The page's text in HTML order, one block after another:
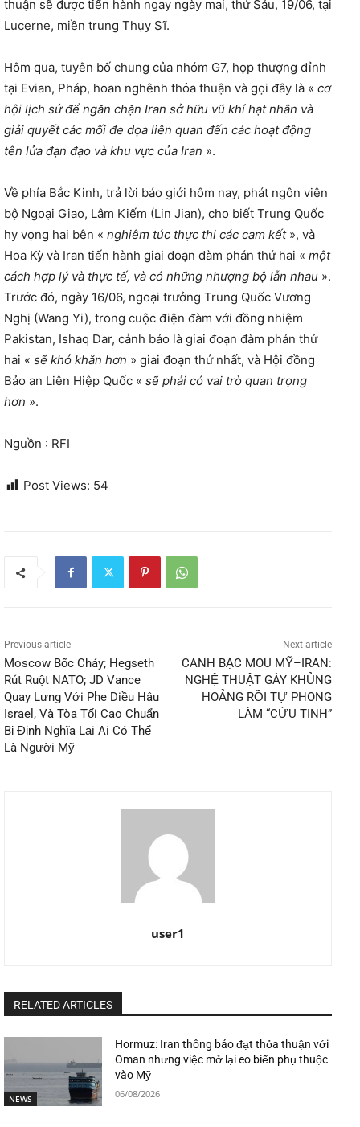
thuận sẽ được tiến hành ngay ngày mai, thứ Sáu, 19/06, tại
Lucerne, miền trung Thụy Sĩ.
Hôm qua, tuyên bố chung của nhóm G7, họp thượng đỉnh
tại Evian, Pháp, hoan nghênh thỏa thuận và gọi đây là « cơ
hội lịch sử để ngăn chặn Iran sở hữu vũ khí hạt nhân và
giải quyết các mối đe dọa liên quan đến các hoạt động
tên lửa đạn đạo và khu vực của Iran ».
Về phía Bắc Kinh, trả lời báo giới hôm nay, phát ngôn viên
bộ Ngoại Giao, Lâm Kiếm (Lin Jian), cho biết Trung Quốc
hy vọng hai bên « nghiêm túc thực thi các cam kết », và
Hoa Kỳ và Iran tiến hành giai đoạn đàm phán thứ hai « một
cách hợp lý và thực tế, và có những nhượng bộ lẫn nhau ».
Trước đó, ngày 16/06, ngoại trưởng Trung Quốc Vương
Nghị (Wang Yi), trong cuộc điện đàm với đồng nhiệm
Pakistan, Ishaq Dar, cảnh báo là giai đoạn đàm phán thứ
hai « sẽ khó khăn hơn » giai đoạn thứ nhất, và Hội đồng
Bảo an Liên Hiệp Quốc « sẽ phải có vai trò quan trọng
hơn ».
Nguồn : RFI
Post Views: 54
Previous article
Moscow Bốc Cháy; Hegseth
Rút Ruột NATO; JD Vance
Quay Lưng Với Phe Diều Hâu
Israel, Và Tòa Tối Cao Chuẩn
Bị Định Nghĩa Lại Ai Có Thể
Là Người Mỹ
Next article
CANH BẠC MOU MỸ–IRAN:
NGHỆ THUẬT GÂY KHỦNG
HOẢNG RỒI TỰ PHONG
LÀM “CỨU TINH”
user1
RELATED ARTICLES
NEWS
Hormuz: Iran thông báo đạt thỏa thuận với
Oman nhưng việc mở lại eo biển phụ thuộc
vào Mỹ
06/08/2026